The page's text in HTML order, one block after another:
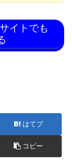
イトでも
はてブ
コピー